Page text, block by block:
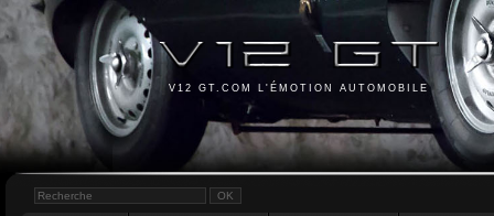
V12 GT.COM L'ÉMOTION AUTOMOBILE